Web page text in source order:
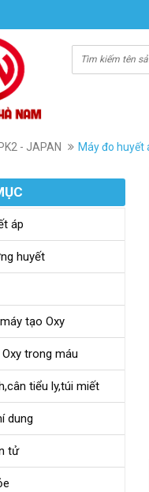
- JAPAN Máy đo huyết
áp
huyết
tạo Oxy
trong máu
tiểu ly,túi miết
dung
tử